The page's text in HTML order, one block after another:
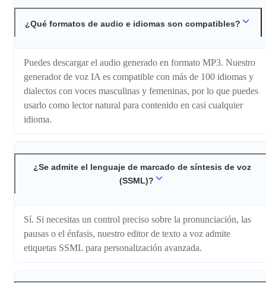
¿Qué formatos de audio e idiomas son compatibles?
Puedes descargar el audio generado en formato MP3. Nuestro
generador de voz IA es compatible con más de 100 idiomas y
dialectos con voces masculinas y femeninas, por lo que puedes
usarlo como lector natural para contenido en casi cualquier
idioma.
¿Se admite el lenguaje de marcado de síntesis de voz
(SSML)?
Sí. Si necesitas un control preciso sobre la pronunciación, las
pausas o el énfasis, nuestro editor de texto a voz admite
etiquetas SSML para personalización avanzada.